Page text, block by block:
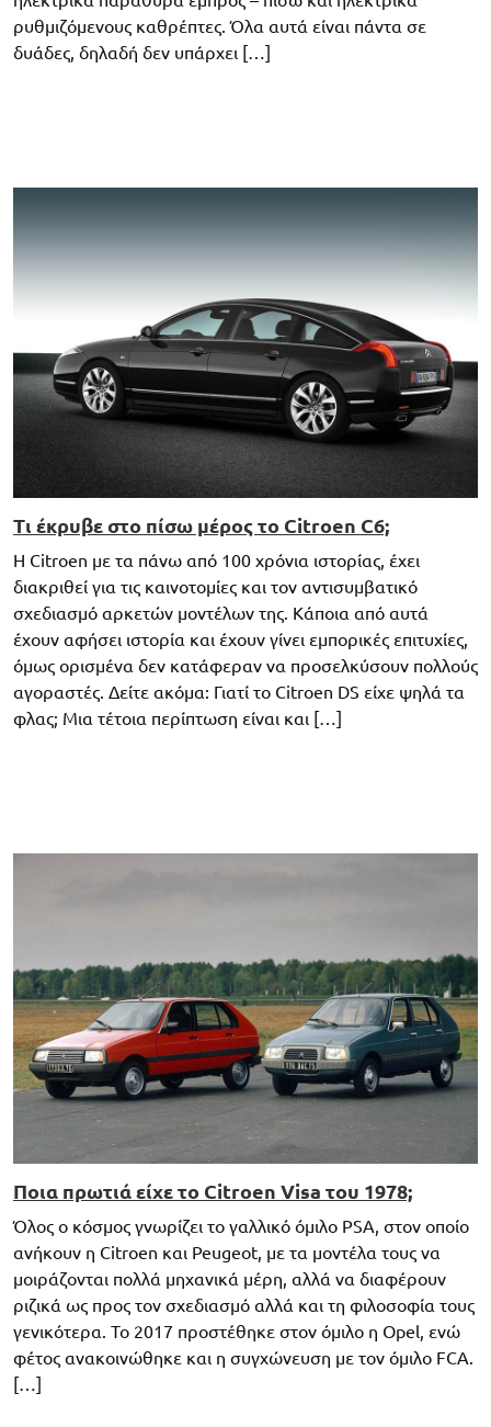
ρυθμιζόμενους καθρέπτες. Όλα αυτά είναι πάντα σε
δυάδες, δηλαδή δεν υπάρχει […]
Τι έκρυβε στο πίσω μέρος το Citroen C6;
Η Citroen με τα πάνω από 100 χρόνια ιστορίας, έχει
διακριθεί για τις καινοτομίες και τον αντισυμβατικό
σχεδιασμό αρκετών μοντέλων της. Κάποια από αυτά
έχουν αφήσει ιστορία και έχουν γίνει εμπορικές επιτυχίες,
όμως ορισμένα δεν κατάφεραν να προσελκύσουν πολλούς
αγοραστές. Δείτε ακόμα: Γιατί το Citroen DS είχε ψηλά τα
φλας; Μια τέτοια περίπτωση είναι και […]
Ποια πρωτιά είχε το Citroen Visa του 1978;
Όλος ο κόσμος γνωρίζει το γαλλικό όμιλο PSA, στον οποίο
ανήκουν η Citroen και Peugeot, με τα μοντέλα τους να
μοιράζονται πολλά μηχανικά μέρη, αλλά να διαφέρουν
ριζικά ως προς τον σχεδιασμό αλλά και τη φιλοσοφία τους
γενικότερα. To 2017 προστέθηκε στον όμιλο η Opel, ενώ
φέτος ανακοινώθηκε και η συγχώνευση με τον όμιλο FCA.
[…]